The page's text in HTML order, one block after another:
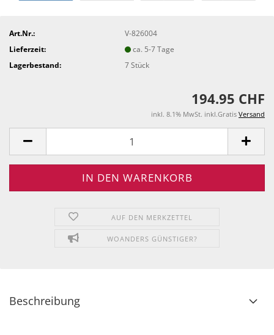
Art.Nr.:
V-826004
Lieferzeit:
ca. 5-7 Tage
Lagerbestand:
7Stück
194.95 CHF
inkl. 8.1% MwSt. inkl.Gratis Versand
AUF DEN MERKZETTEL
WOANDERS GÜNSTIGER?
Beschreibung